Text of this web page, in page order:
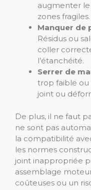
augmenter
zones fragiles.
Manquer de
Résidus ou
coller
l’étanchéité.
Serrer de
trop faible ou
joint ou
De plus, il ne faut
ne sont pas
la compatibilité
les normes
joint inappropriée
assemblage
coûteuses ou un